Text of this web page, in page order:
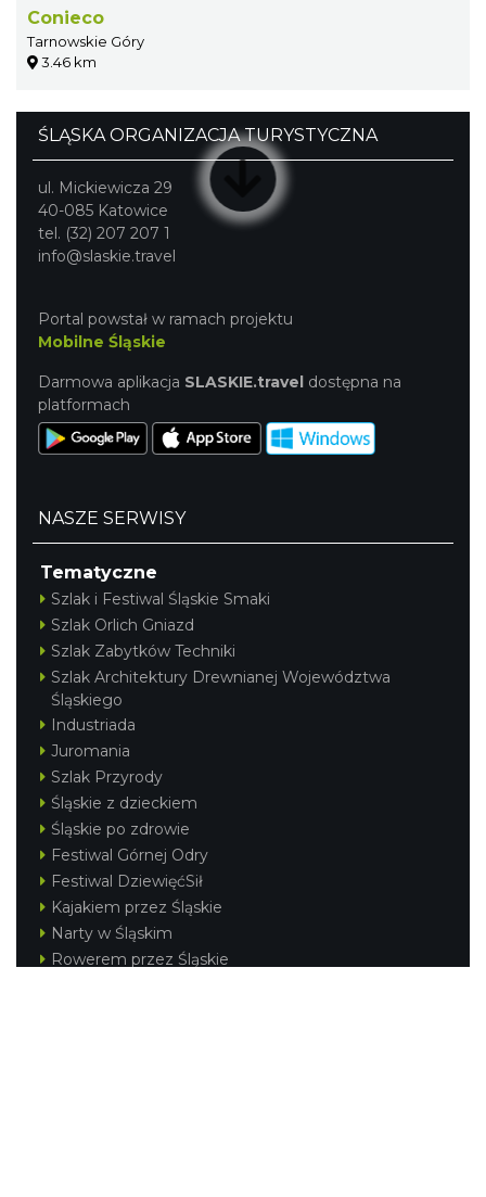
Conieco
Tarnowskie Góry
3.46 km
ŚLĄSKA ORGANIZACJA TURYSTYCZNA
ul. Mickiewicza 29
40-085 Katowice
tel. (32) 207 207 1
info@slaskie.travel
Portal powstał w ramach projektu
Mobilne Śląskie
Darmowa aplikacja SLASKIE.travel dostępna na
platformach
NASZE SERWISY
Tematyczne
Szlak i Festiwal Śląskie Smaki
Szlak Orlich Gniazd
Szlak Zabytków Techniki
Szlak Architektury Drewnianej Województwa
Śląskiego
Industriada
Juromania
Szlak Przyrody
Śląskie z dzieckiem
Śląskie po zdrowie
Festiwal Górnej Odry
Festiwal DziewięćSił
Kajakiem przez Śląskie
Narty w Śląskim
Rowerem przez Śląskie